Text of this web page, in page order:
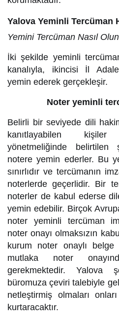
Yalova Yeminli Tercüman
Yemini Tercüman Nasıl
İki şekilde yeminli
kanalıyla, ikincisi İl
yemin ederek gerçekleşir.
Noter yeminli
Belirli bir seviyede dili
kanıtlayabilen
yönetmeliğinde
notere yemin ederler. Bu
sınırlıdır ve tercümanın
noterlerde geçerlidir. Bir
noterler de kabul ederse
yemin edebilir. Birçok
noter yeminli tercüman
noter onayı olmaksızın
kurum noter onaylı
mutlaka noter
gerekmektedir. Yalova
büromuza çeviri talebiyle
netleştirmiş olmaları
kurtaracaktır.